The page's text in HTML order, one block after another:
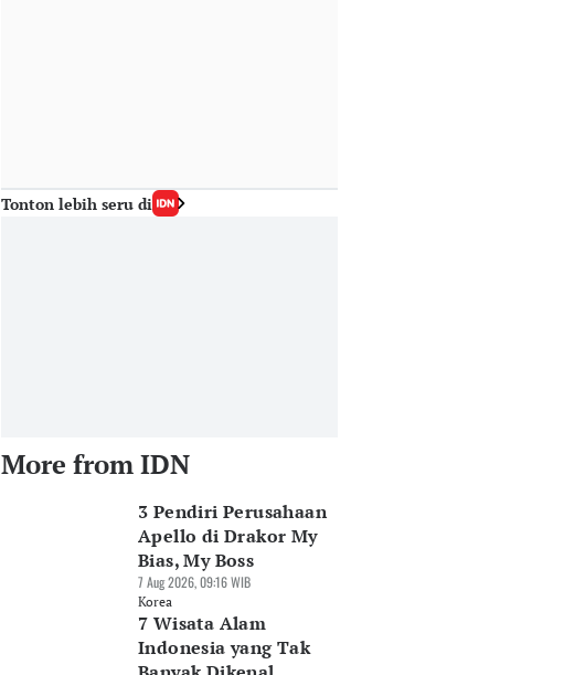
Tonton lebih seru di
More from IDN
3 Pendiri Perusahaan
Apello di Drakor My
Bias, My Boss
7 Aug 2026, 09:16 WIB
Korea
7 Wisata Alam
Indonesia yang Tak